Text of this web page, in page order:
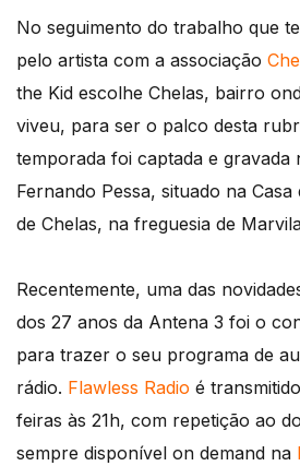
No seguimento do trabalho que
pelo artista com a associação
the Kid escolhe Chelas, bairro
viveu, para ser o palco desta
temporada foi captada e gravada
Fernando Pessa, situado na Casa
de Chelas, na freguesia de
Recentemente, uma das
dos 27 anos da Antena 3 foi o
para trazer o seu programa de
rádio. Flawless Radio é
feiras às 21h, com repetição ao
sempre disponível on demand na